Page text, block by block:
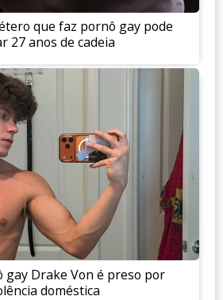
que faz pornô gay pode
27 anos de cadeia
gay Drake Von é preso por
doméstica